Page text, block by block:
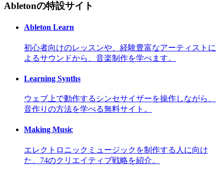
Abletonの特設サイト
Ableton Learn
初心者向けのレッスンや、経験豊富なアーティストに
よるサウンドから、音楽制作を学べます。
Learning Synths
ウェブ上で動作するシンセサイザーを操作しながら、
音作りの方法を学べる無料サイト。
Making Music
エレクトロニックミュージックを制作する人に向け
た、74のクリエイティブ戦略を紹介。